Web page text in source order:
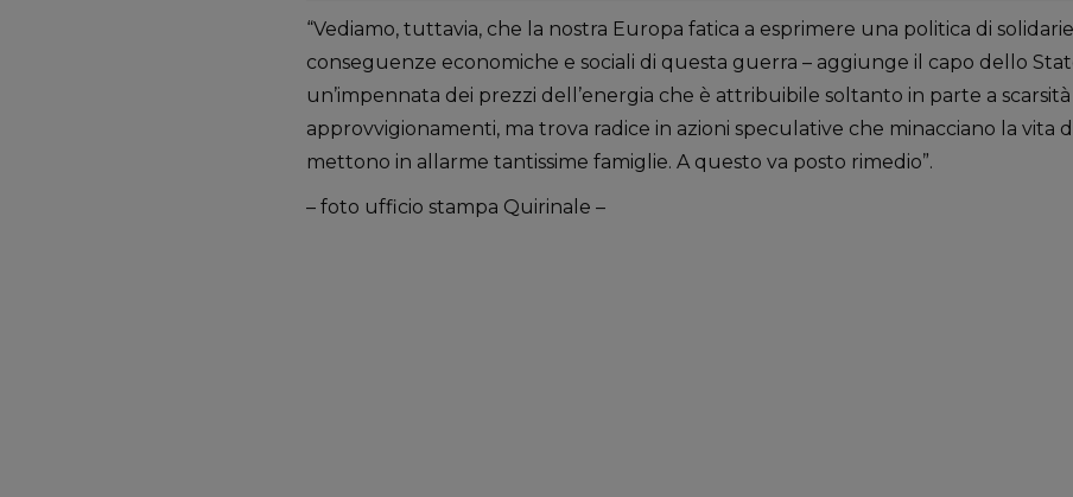
“Vediamo, tuttavia, che la nostra Europa fatica a esprimere una politica di
conseguenze economiche e sociali di questa guerra – aggiunge il capo dello
un’impennata dei prezzi dell’energia che è attribuibile soltanto in parte a scarsità
approvvigionamenti, ma trova radice in azioni speculative che minacciano la vita
mettono in allarme tantissime famiglie. A questo va posto rimedio”.
– foto ufficio stampa Quirinale –